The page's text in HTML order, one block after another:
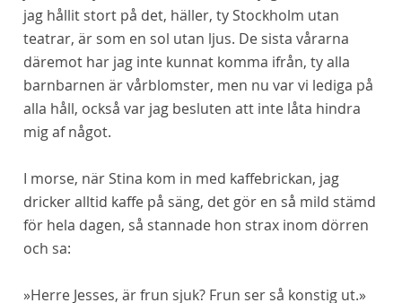
jag hållit stort på det, häller, ty Stockholm utan
teatrar, är som en sol utan ljus. De sista vårarna
däremot har jag inte kunnat komma ifrån, ty alla
barnbarnen är vårblomster, men nu var vi lediga på
alla håll, också var jag besluten att inte låta hindra
mig af något.
I morse, när Stina kom in med kaffebrickan, jag
dricker alltid kaffe på säng, det gör en så mild stämd
för hela dagen, så stannade hon strax inom dörren
och sa:
»Herre Jesses, är frun sjuk? Frun ser så konstig ut.»